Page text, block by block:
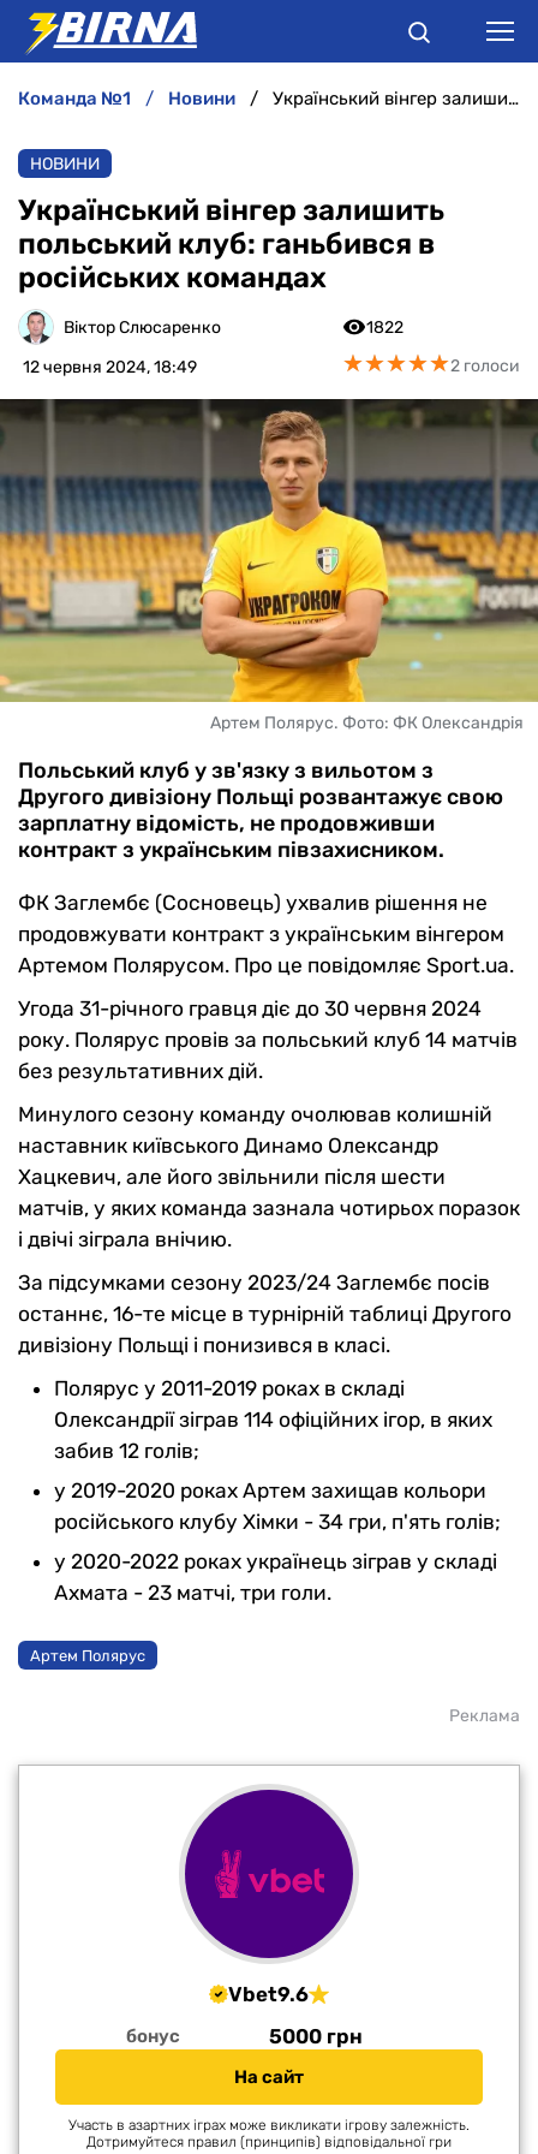
АНАЛІТИКА
ІНТЕРВ'Ю
РІЗНЕ
БУКМЕКЕРИ
команда №1 новини Український вінгер залишить польський клуб: ганьбився в російських командах
НОВИНИ
Український вінгер залишить
польський клуб: ганьбився в
російських командах
Віктор Слюсаренко
12 червня 2024, 18:49
1822
★★★★★
★★★★★2 голоси
Артем Полярус. Фото: ФК Олександрія
Польський клуб у зв'язку з вильотом з
Другого дивізіону Польщі розвантажує свою
зарплатну відомість, не продовживши
контракт з українським півзахисником.
ФК Заглембє (Сосновець) ухвалив рішення не
продовжувати контракт з українським вінгером
Артемом Полярусом. Про це повідомляє Sport.ua.
Угода 31-річного гравця діє до 30 червня 2024
року. Полярус провів за польський клуб 14 матчів
без результативних дій.
Минулого сезону команду очолював колишній
наставник київського Динамо Олександр
Хацкевич, але його звільнили після шести
матчів, у яких команда зазнала чотирьох поразок
і двічі зіграла внічию.
За підсумками сезону 2023/24 Заглембє посів
останнє, 16-те місце в турнірній таблиці Другого
дивізіону Польщі і понизився в класі.
Полярус у 2011-2019 роках в складі
Олександрії зіграв 114 офіційних ігор, в яких
забив 12 голів;
у 2019-2020 роках Артем захищав кольори
російського клубу Хімки - 34 гри, п'ять голів;
у 2020-2022 роках українець зіграв у складі
Ахмата - 23 матчі, три голи.
Артем Полярус
Реклама
Vbet9.6
бонус 5000 грн
На сайт
Участь в азартних іграх може викликати ігрову залежність.
Дотримуйтеся правил (принципів) відповідальної гри